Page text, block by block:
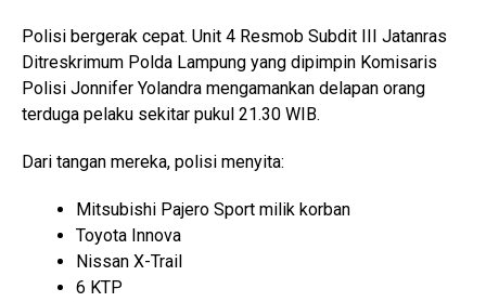
Polisi bergerak cepat. Unit 4 Resmob Subdit III Jatanras
Ditreskrimum Polda Lampung yang dipimpin Komisaris
Polisi Jonnifer Yolandra mengamankan delapan orang
terduga pelaku sekitar pukul 21.30 WIB.
Dari tangan mereka, polisi menyita:
Mitsubishi Pajero Sport milik korban
Toyota Innova
Nissan X-Trail
6 KTP